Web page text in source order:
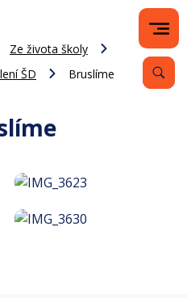
Ze života školy
ŠD Bruslíme